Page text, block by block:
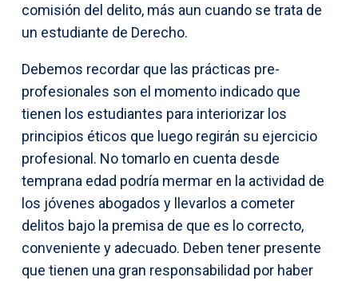
comisión del delito, más aun cuando se trata de
un estudiante de Derecho.
Debemos recordar que las prácticas pre-
profesionales son el momento indicado que
tienen los estudiantes para interiorizar los
principios éticos que luego regirán su ejercicio
profesional. No tomarlo en cuenta desde
temprana edad podría mermar en la actividad de
los jóvenes abogados y llevarlos a cometer
delitos bajo la premisa de que es lo correcto,
conveniente y adecuado. Deben tener presente
que tienen una gran responsabilidad por haber